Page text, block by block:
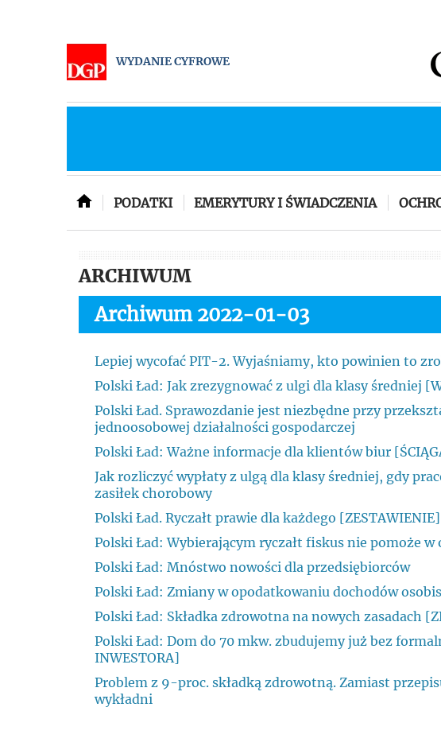
WYDANIE CYFROWE
PODATKI EMERYTURY I ŚWIADCZENIA
ARCHIWUM
Archiwum 2022-01-03
Lepiej wycofać PIT-2. Wyjaśniamy, kto powinien to
Polski Ład: Jak zrezygnować z ulgi dla klasy średniej
Polski Ład. Sprawozdanie jest niezbędne przy
jednoosobowej działalności gospodarczej
Polski Ład: Ważne informacje dla klientów biur
Jak rozliczyć wypłaty z ulgą dla klasy średniej, gdy
zasiłek chorobowy
Polski Ład. Ryczałt prawie dla każdego [ZESTAWIENIE]
Polski Ład: Wybierającym ryczałt fiskus nie pomoże
Polski Ład: Mnóstwo nowości dla przedsiębiorców
Polski Ład: Zmiany w opodatkowaniu dochodów
Polski Ład: Składka zdrowotna na nowych zasadach
Polski Ład: Dom do 70 mkw. zbudujemy już bez
INWESTORA]
Problem z 9-proc. składką zdrowotną. Zamiast
wykładni